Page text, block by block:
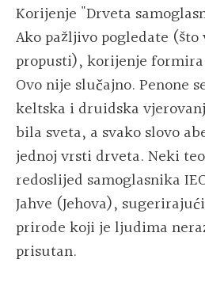
Korijenje "Drveta
Ako pažljivo pogledate
propusti), korijenje formira
Ovo nije slučajno. Penone
keltska i druidska
bila sveta, a svako slovo
jednoj vrsti drveta. Neki
redoslijed samoglasnika
Jahve (Jehova),
prirode koji je ljudima
prisutan.